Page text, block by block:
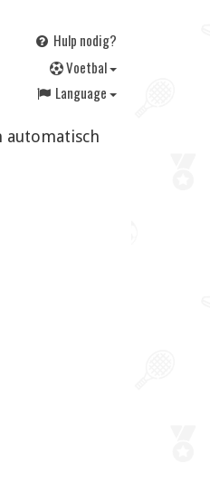
Hulp nodig?
Voetbal
Language
automatisch